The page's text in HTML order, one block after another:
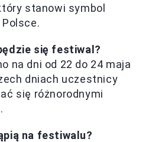
stanowi symbol
się festiwal?
na dni od 22 do 24 maja
dniach uczestnicy
się różnorodnymi
na festiwalu?